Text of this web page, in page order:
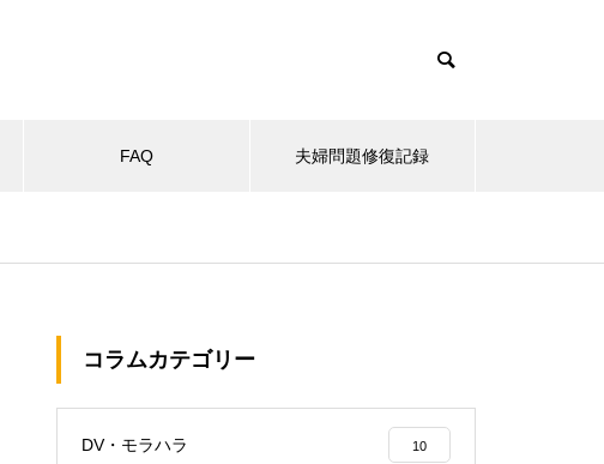
FAQ 夫婦問題修復記録
コラムカテゴリー
DV・モラハラ 10